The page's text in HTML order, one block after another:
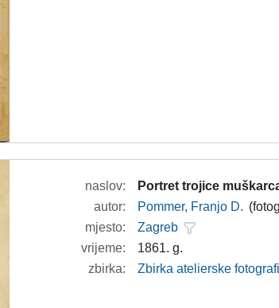
naslov:
Portret trojice
autor:
Pommer, Franjo D.
mjesto:
Zagreb
vrijeme:
1861. g.
zbirka:
Zbirka atelierske